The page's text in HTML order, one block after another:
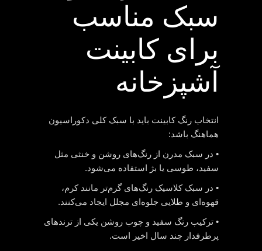
سبک مناسب
برای کابینت
آشپزخانه
انتخاب رنگ کابینت باید با سبک کلی دکوراسیون
هماهنگ باشد:
• در سبک مدرن از رنگ‌های روشن و خنثی مثل
سفید، طوسی یا بژ استفاده می‌شود.
• در سبک کلاسیک رنگ‌های گرم‌تر مانند کرم،
قهوه‌ای و طلایی جلوه‌ای مجلل ایجاد می‌کنند.
• ترکیب رنگ سفید و چوب روشن یکی از ترندهای
پرطرفدار چند سال اخیر است.